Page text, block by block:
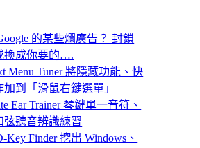
的某些爛廣告？ 封鎖
換成你要的….
Menu Tuner 將隱藏功能、快
加到「滑鼠右鍵選單」
Ear Trainer 琴鍵單一音符、
弦聽音辨識練習
Key Finder 挖出 Windows、